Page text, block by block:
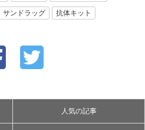
サンドラッグ 抗体キット
人気の記事